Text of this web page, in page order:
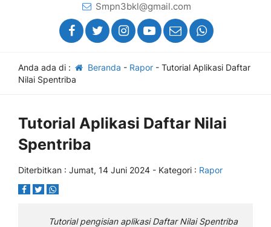
Smpn3bkl@gmail.com
Anda ada di : Beranda - Rapor- Tutorial Aplikasi Daftar
Nilai Spentriba
Tutorial Aplikasi Daftar Nilai
Spentriba
Diterbitkan : Jumat, 14 Juni 2024 - Kategori : Rapor
Tutorial pengisian aplikasi Daftar Nilai Spentriba